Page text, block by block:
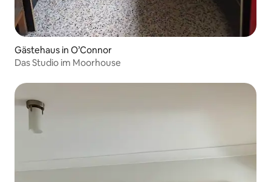
Gästehaus in O’Connor
Das Studio im Moorhouse